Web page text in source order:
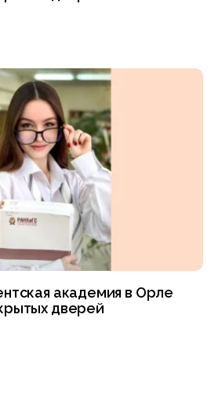
академия в Орле
дверей